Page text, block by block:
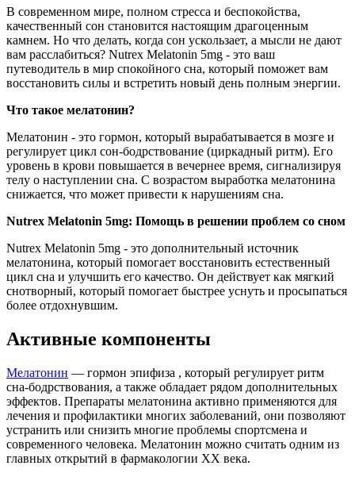
В современном мире, полном стресса и беспокойства,
качественный сон становится настоящим драгоценным
камнем. Но что делать, когда сон ускользает, а мысли не дают
вам расслабиться? Nutrex Melatonin 5mg - это ваш
путеводитель в мир спокойного сна, который поможет вам
восстановить силы и встретить новый день полным энергии.
Что такое мелатонин?
Мелатонин - это гормон, который вырабатывается в мозге и
регулирует цикл сон-бодрствование (циркадный ритм). Его
уровень в крови повышается в вечернее время, сигнализируя
телу о наступлении сна. С возрастом выработка мелатонина
снижается, что может привести к нарушениям сна.
Nutrex Melatonin 5mg: Помощь в решении проблем со сном
Nutrex Melatonin 5mg - это дополнительный источник
мелатонина, который помогает восстановить естественный
цикл сна и улучшить его качество. Он действует как мягкий
снотворный, который помогает быстрее уснуть и просыпаться
более отдохнувшим.
Активные компоненты
Мелатонин — гормон эпифиза , который регулирует ритм
сна-бодрствования, а также обладает рядом дополнительных
эффектов. Препараты мелатонина активно применяются для
лечения и профилактики многих заболеваний, они позволяют
устранить или снизить многие проблемы спортсмена и
современного человека. Мелатонин можно считать одним из
главных открытий в фармакологии ХХ века.